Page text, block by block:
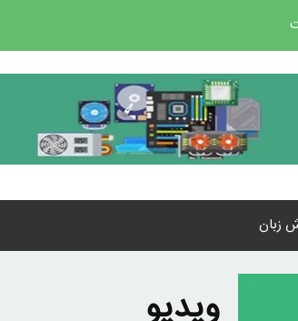
زبان
ویدیو